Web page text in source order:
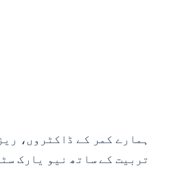
ہمارے کمر کے ڈاکٹروں،
تربیت کے ساتھ نیو یارک